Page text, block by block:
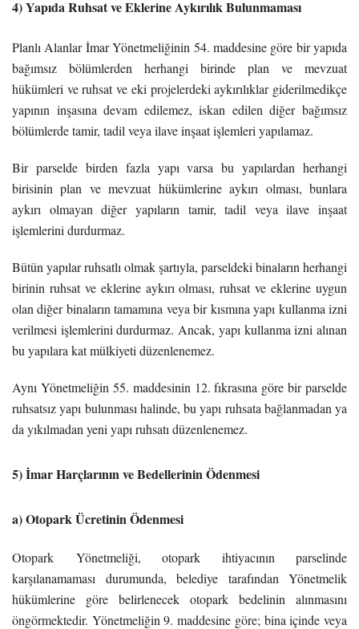
4) Yapıda Ruhsat ve Eklerine Aykırılık Bulunmaması
Planlı Alanlar İmar Yönetmeliğinin 54. maddesine göre bir yapıda
bağımsız bölümlerden herhangi birinde plan ve mevzuat
hükümleri ve ruhsat ve eki projelerdeki aykırılıklar giderilmedikçe
yapının inşasına devam edilemez, iskan edilen diğer bağımsız
bölümlerde tamir, tadil veya ilave inşaat işlemleri yapılamaz.
Bir parselde birden fazla yapı varsa bu yapılardan herhangi
birisinin plan ve mevzuat hükümlerine aykırı olması, bunlara
aykırı olmayan diğer yapıların tamir, tadil veya ilave inşaat
işlemlerini durdurmaz.
Bütün yapılar ruhsatlı olmak şartıyla, parseldeki binaların herhangi
birinin ruhsat ve eklerine aykırı olması, ruhsat ve eklerine uygun
olan diğer binaların tamamına veya bir kısmına yapı kullanma izni
verilmesi işlemlerini durdurmaz. Ancak, yapı kullanma izni alınan
bu yapılara kat mülkiyeti düzenlenemez.
Aynı Yönetmeliğin 55. maddesinin 12. fıkrasına göre bir parselde
ruhsatsız yapı bulunması halinde, bu yapı ruhsata bağlanmadan ya
da yıkılmadan yeni yapı ruhsatı düzenlenemez.
5) İmar Harçlarının ve Bedellerinin Ödenmesi
a) Otopark Ücretinin Ödenmesi
Otopark Yönetmeliği, otopark ihtiyacının parselinde
karşılanamaması durumunda, belediye tarafından Yönetmelik
hükümlerine göre belirlenecek otopark bedelinin alınmasını
öngörmektedir. Yönetmeliğin 9. maddesine göre; bina içinde veya